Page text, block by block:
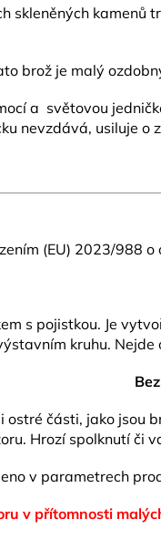
skleněných
brož je malý
a světovou
nevzdává, usiluje
(EU) 2023/988
s pojistkou. Je
kruhu. Nejde
části, jako
Hrozí spolknutí či
v parametrech
v přítomnosti